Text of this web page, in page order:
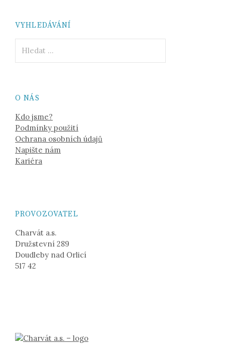
VYHLEDÁVÁNÍ
O NÁS
Kdo jsme?
Podmínky použití
Ochrana osobních údajů
Napište nám
Kariéra
PROVOZOVATEL
Charvát a.s.
Družstevní 289
Doudleby nad Orlicí
517 42